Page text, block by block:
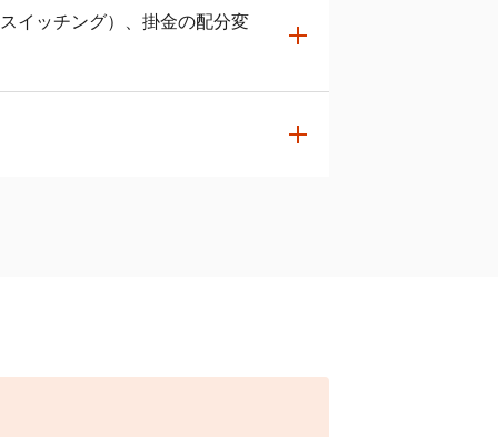
トサービスサイト
をご利用くだ
イッチング）、掛金の配分変